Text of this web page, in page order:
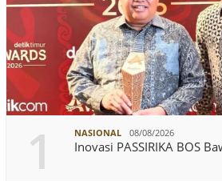
1 NASIONAL 08/08/2026
Inovasi PASSIRIKA BOS